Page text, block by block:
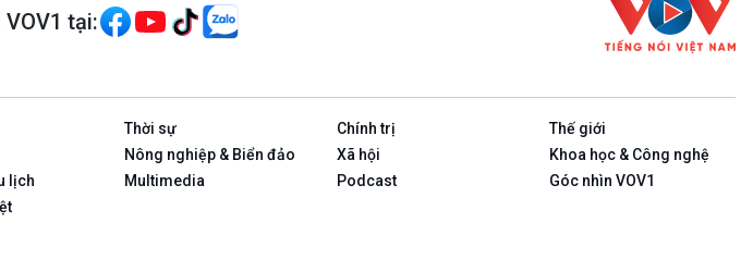
tại:
Thời sự Chính trị
Thế giới
Nông nghiệp & Biển đảo Xã hội
Khoa học & Công nghệ
lịch
Multimedia Podcast
Góc nhìn VOV1